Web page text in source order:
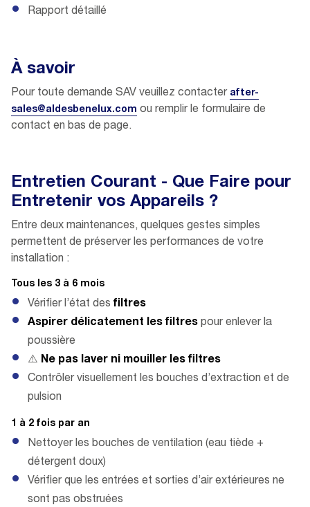
Rapport détaillé
À savoir
Pour toute demande SAV veuillez contacter after-
sales@aldesbenelux.com ou remplir le formulaire de
contact en bas de page.
Entretien Courant - Que Faire pour
Entretenir vos Appareils ?
Entre deux maintenances, quelques gestes simples
permettent de préserver les performances de votre
installation :
Tous les 3 à 6 mois
Vérifier l’état des filtres
Aspirer délicatement les filtres pour enlever la
poussière
⚠️ Ne pas laver ni mouiller les filtres
Contrôler visuellement les bouches d’extraction et de
pulsion
1 à 2 fois par an
Nettoyer les bouches de ventilation (eau tiède +
détergent doux)
Vérifier que les entrées et sorties d’air extérieures ne
sont pas obstruées